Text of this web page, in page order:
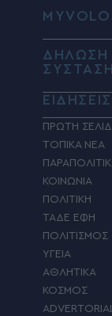
ΕΙΔΗΣΕΙΣ
ΠΡΩΤΗ
ΤΟΠΙΚΑ ΝΕΑ
ΚΟΙΝΩΝΙΑ
ΠΟΛΙΤΙΚΗ
ΤΑΔΕ ΕΦΗ
ΠΟΛΙΤΙΣΜΟΣ
ΥΓΕΙΑ
ΑΘΛΗΤΙΚΑ
ΚΟΣΜΟΣ